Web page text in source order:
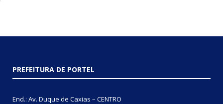
PREFEITURA DE PORTEL
End.: Av. Duque de Caxias – CENTRO